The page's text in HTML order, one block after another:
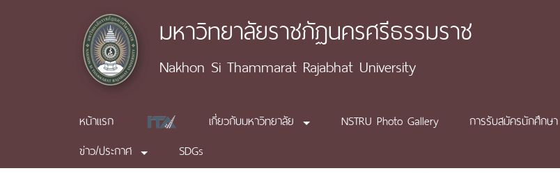
มหาวิทยาลัยราชภัฏนครศรีธรรมราช
Nakhon Si Thammarat Rajabhat University
หน้าแรก เกี่ยวกับมหาวิทยาลัย NSTRU Photo Gallery การรับสมัครนักศึกษา
ข่าว/ประกาศ
SDGs